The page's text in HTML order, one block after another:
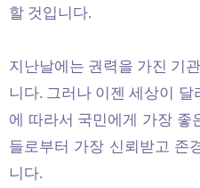
할 것입니다.
지난날에는 권력을 가진 기
니다. 그러나 이젠 세상이
에 따라서 국민에게 가장 좋
들로부터 가장 신뢰받고 존
니다.